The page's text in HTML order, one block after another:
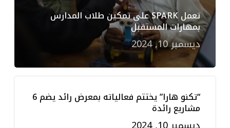
تعمل SPARK على تمكين طلاب المدارس
بمهارات المستقبل
ديسمبر 10, 2024
“تكنو هارا” يختتم فعالياته بمعرض رائد يضم 6
مشاريع رائدة